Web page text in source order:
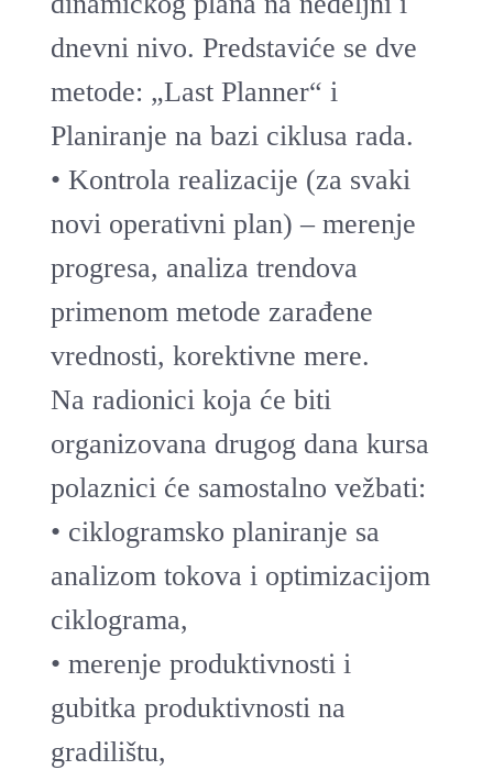
dnevni nivo. Predstaviće se dve
metode: „Last Planner“ i
Planiranje na bazi ciklusa rada.
• Kontrola realizacije (za svaki
novi operativni plan) – merenje
progresa, analiza trendova
primenom metode zarađene
vrednosti, korektivne mere.
Na radionici koja će biti
organizovana drugog dana kursa
polaznici će samostalno vežbati:
• ciklogramsko planiranje sa
analizom tokova i optimizacijom
ciklograma,
• merenje produktivnosti i
gubitka produktivnosti na
gradilištu,